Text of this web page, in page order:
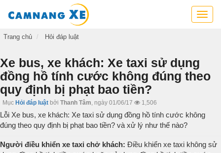
Cẩm
tin
lái
Trang chủ Hỏi đáp luật
Xe bus, xe khách: Xe taxi sử dụng
đồng hồ tính cước không đúng theo
quy định bị phạt bao tiền?
Mục Hỏi đáp luật bởi Thanh Tâm, ngày 01/06/17 1,506
Lỗi Xe bus, xe khách: Xe taxi sử dụng đồng hồ tính cước không
đúng theo quy định bị phạt bao tiền? và xử lý như thế nào?
Người điều khiển xe taxi chở khách: Điều khiển xe taxi không sử